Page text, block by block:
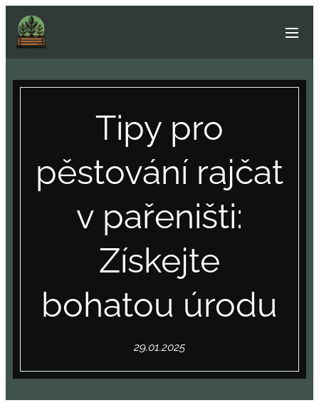
Tipy pro
pěstování rajčat
v pařeništi:
Získejte
bohatou úrodu
29.01.2025